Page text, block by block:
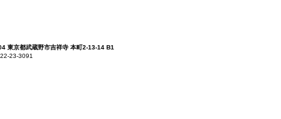
東京都武蔵野市吉祥寺 本町2-13-14 B1
23-3091